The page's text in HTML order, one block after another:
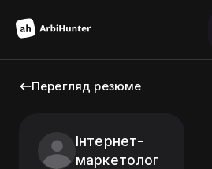
Перегляд резюме
Інтернет-
маркетолог